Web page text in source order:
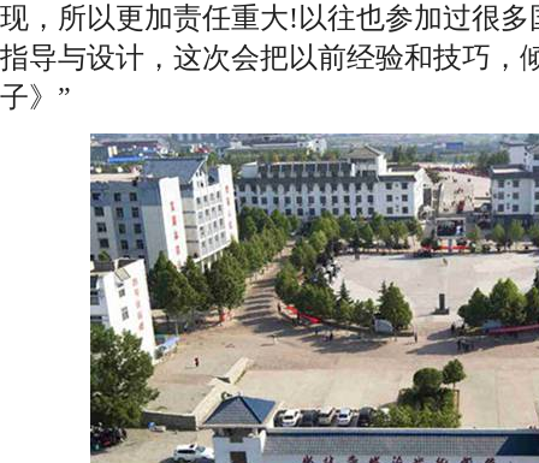
现，所以更加责任重大!以往也参加过很
指导与设计，这次会把以前经验和技巧，
子》”